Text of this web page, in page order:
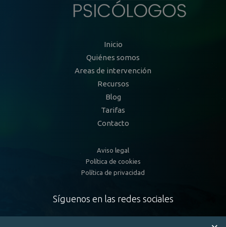
Inicio
Quiénes somos
Areas de intervención
Recursos
Blog
Tarifas
Contacto
Aviso legal
Política de cookies
Política de privacidad
Síguenos en las redes sociales